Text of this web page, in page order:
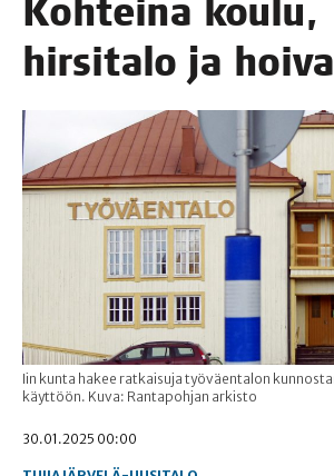
Koh­tei­na kou­lu,
hir­si­ta­lo ja
Iin kunta hakee ratkaisuja työväentalon
käyttöön. Kuva: Rantapohjan arkisto
30.01.2025 00:00